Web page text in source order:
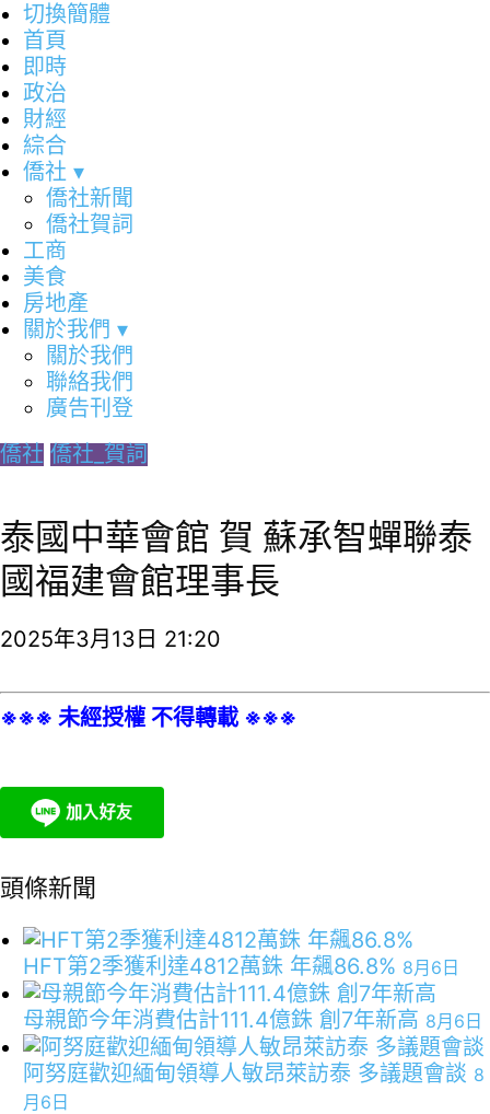
切換簡體
首頁
即時
政治
財經
綜合
僑社 ▾
僑社新聞
僑社賀詞
工商
美食
房地產
關於我們 ▾
關於我們
聯絡我們
廣告刊登
僑社 僑社_賀詞
泰國中華會館 賀 蘇承智蟬聯泰
國福建會館理事長
2025年3月13日 21:20
※※※ 未經授權 不得轉載 ※※※
頭條新聞
HFT第2季獲利達4812萬銖 年飆86.8% 8月6日
母親節今年消費估計111.4億銖 創7年新高 8月6日
阿努庭歡迎緬甸領導人敏昂萊訪泰 多議題會談 8
月6日